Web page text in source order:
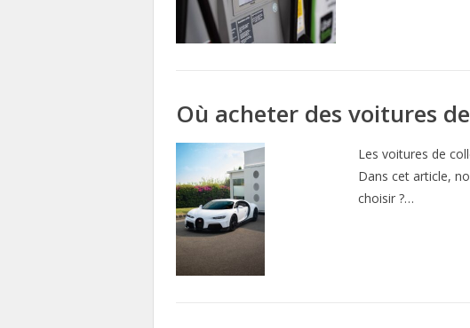
Où acheter des voitures
Les voitures de
Dans cet article,
choisir ?…